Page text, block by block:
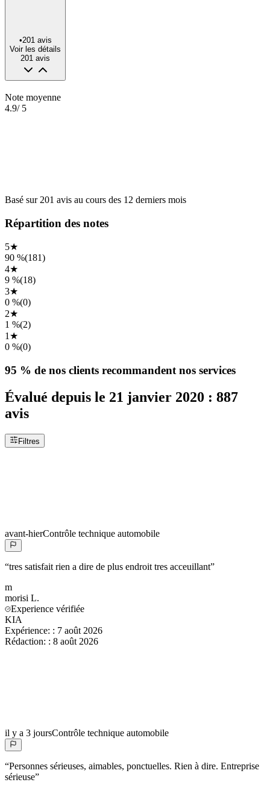
•201 avis
Voir les détails
201 avis
Note moyenne
4.9/ 5
Basé sur 201 avis au cours des 12 derniers mois
Répartition des notes
5★
90 %(181)
4★
9 %(18)
3★
0 %(0)
2★
1 %(2)
1 ★
0 %(0)
95 % de nos clients recommandent nos services
Évalué depuis le 21 janvier 2020 : 887
avis
Filtres
avant-hierContrôle technique automobile
“tres satisfait rien a dire de plus endroit tres acceuillant”
m
morisi L.
Experience vérifiée
KIA
Expérience: : 7 août 2026
Rédaction: : 8 août 2026
il y a 3 joursContrôle technique automobile
“Personnes sérieuses, aimables, ponctuelles. Rien à dire. Entreprise
sérieuse”